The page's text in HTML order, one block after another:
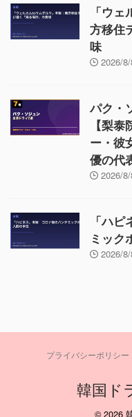
「ウ
方移住
味
2026/
パク・
【梨
ー・彼
優の代
2026/
「ハ
ミック
2026/
プライバシーポリシー
韓国ド
© 2026